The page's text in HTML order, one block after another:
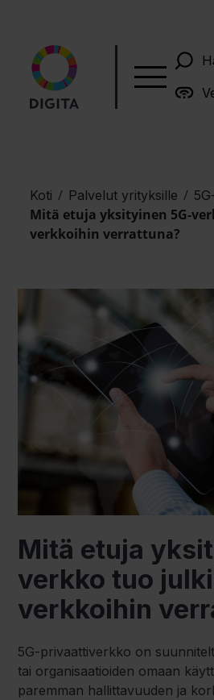
Koti / Palvelut yrityksille /
Mitä etuja yksityinen 5G-
verkkoihin verrattuna?
Mitä etuja
verkko tuo
verkkoihin
5G-privaattiverkko on
tai organisaatioiden omaan
paremman hallittavuuden ja